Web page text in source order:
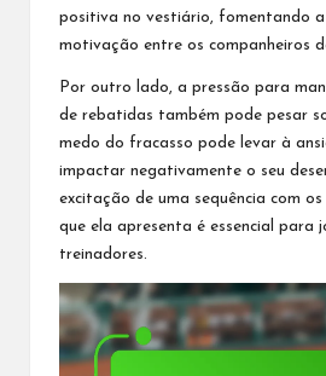
positiva no vestiário, fomentando
motivação entre os companheiros
Por outro lado, a pressão para
de rebatidas também pode pesar
medo do fracasso pode levar à
impactar negativamente o seu
excitação de uma sequência com
que ela apresenta é essencial para
treinadores.